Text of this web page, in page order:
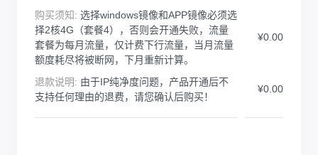
购买须知: 选择windows镜像和APP镜像必须选
择2核4G（套餐4），否则会开通失败，流量
套餐为每月流量，仅计费下行流量，当月流量
额度耗尽将被断网，下月重新计算。
¥0.00
退款说明: 由于IP纯净度问题，产品开通后不
支持任何理由的退费，请您确认后购买！
¥0.00